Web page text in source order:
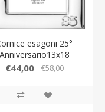
esagoni 25°
Anniversario13x18
52139/4L
€44,00 €58,00